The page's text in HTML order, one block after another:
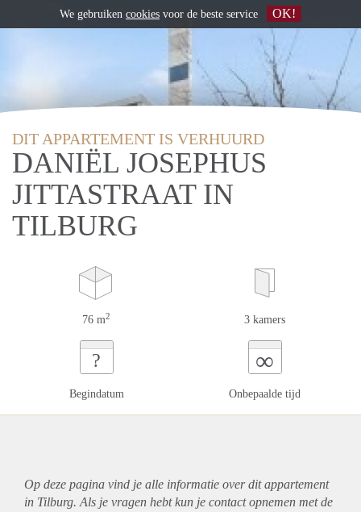
DIT APPARTEMENT IS VERHUURD
DANIËL JOSEPHUS
JITTASTRAAT IN
TILBURG
76 m2 3 kamers
?
Begindatum
∞
Onbepaalde tijd
Op deze pagina vind je alle informatie over ditappartement
in Tilburg. Als je vragen hebt kun je contact opnemen met de
We gebruiken cookies voor de beste service OK!